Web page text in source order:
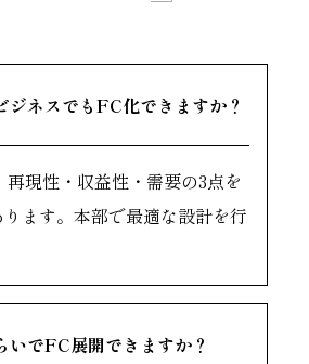
ジネスでもFC化できますか？
再現性・収益性・需要の3点を
ます。本部で最適な設計を行
いでFC展開できますか？